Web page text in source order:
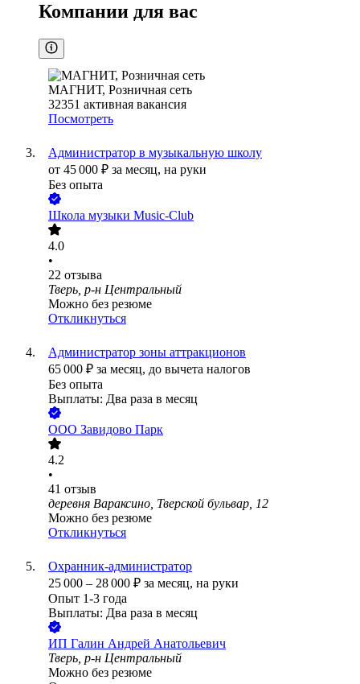
Компании для вас
МАГНИТ, Розничная сеть
32351 активная вакансия
Посмотреть
Администратор в музыкальную школу
от 45 000 ₽ за месяц, на руки
Без опыта
Школа музыки Music-Club
4.0
•
22 отзыва
Тверь, р-н Центральный
Можно без резюме
Откликнуться
Администратор зоны аттракционов
65 000 ₽ за месяц, до вычета налогов
Без опыта
Выплаты: Два раза в месяц
ООО Завидово Парк
4.2
•
41 отзыв
деревня Вараксино, Тверской бульвар, 12
Можно без резюме
Откликнуться
Охранник-администратор
25 000 – 28 000 ₽ за месяц, на руки
Опыт 1-3 года
Выплаты: Два раза в месяц
ИП Галин Андрей Анатольевич
Тверь, р-н Центральный
Можно без резюме